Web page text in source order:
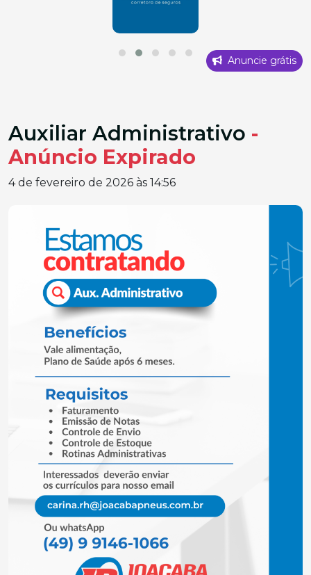
Anuncie grátis
Auxiliar Administrativo -
Anúncio Expirado
4 de fevereiro de 2026 às 14:56